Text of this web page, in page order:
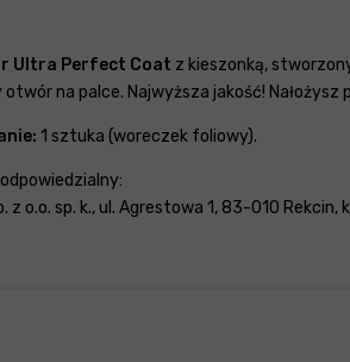
Ultra Perfect Coat z kieszonką,
na palce. Najwyższa jakość!
1 sztuka (woreczek foliowy).
z o.o. sp. k., ul. Agrestowa 1, 83-010